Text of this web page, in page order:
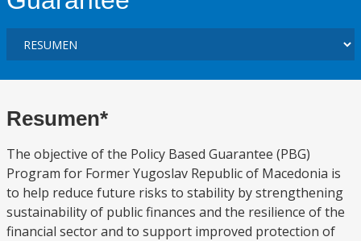
Resumen*
The objective of the Policy Based Guarantee (PBG)
Program for Former Yugoslav Republic of Macedonia is
to help reduce future risks to stability by strengthening
sustainability of public finances and the resilience of the
financial sector and to support improved protection of